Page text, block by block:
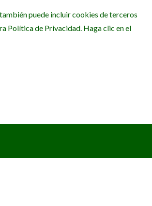
puede incluir cookies de terceros
Política de Privacidad. Haga clic en el